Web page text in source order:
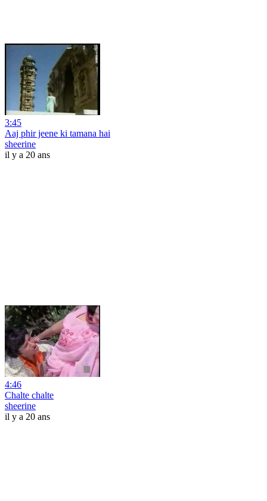
3:45
Aaj phir jeene ki tamana hai
sheerine
il y a 20 ans
4:46
Chalte chalte
sheerine
il y a 20 ans